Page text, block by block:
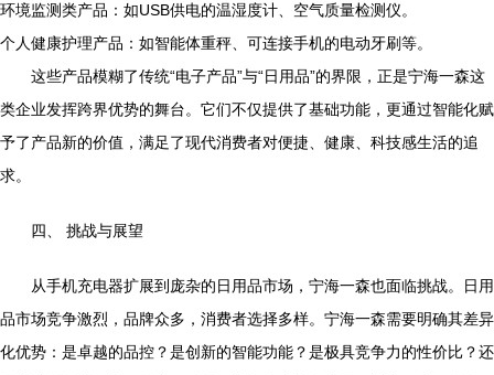
环境监测类产品：如USB供电的温湿度计、空气质量检测仪。
个人健康护理产品：如智能体重秤、可连接手机的电动牙刷等。
这些产品模糊了传统“电子产品”与“日用品”的界限，正是宁海一森这
类企业发挥跨界优势的舞台。它们不仅提供了基础功能，更通过智能化赋
予了产品新的价值，满足了现代消费者对便捷、健康、科技感生活的追
求。
四、 挑战与展望
从手机充电器扩展到庞杂的日用品市场，宁海一森也面临挑战。日用
品市场竞争激烈，品牌众多，消费者选择多样。宁海一森需要明确其差异
化优势：是卓越的品控？是创新的智能功能？是极具竞争力的性价比？还